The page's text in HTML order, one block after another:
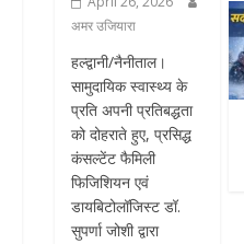
अमर उजियारा
हल्द्वानी/नैनीताल।
सामुदायिक स्वास्थ्य के
प्रति अपनी प्रतिबद्धता
को दोहराते हुए, प्रसिद्ध
कंसल्टेंट फैमिली
फिजिशियन एवं
डायबिटोलॉजिस्ट डॉ.
सुपर्णा जोशी द्वारा